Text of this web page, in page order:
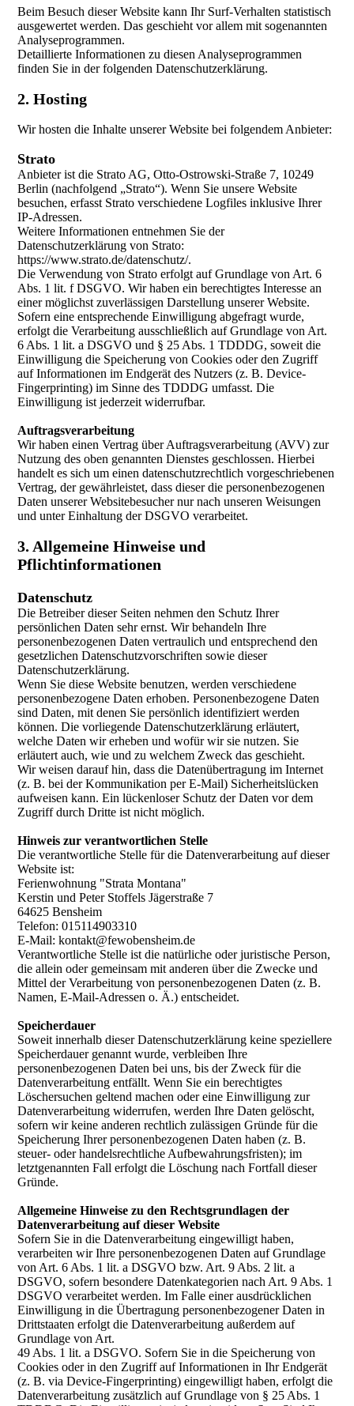
Beim Besuch dieser Website kann Ihr Surf-Verhalten statistisch
ausgewertet werden. Das geschieht vor allem mit sogenannten
Analyseprogrammen.
Detaillierte Informationen zu diesen Analyseprogrammen
finden Sie in der folgenden Datenschutzerklärung.
2. Hosting
Wir hosten die Inhalte unserer Website bei folgendem Anbieter:
Strato
Anbieter ist die Strato AG, Otto-Ostrowski-Straße 7, 10249
Berlin (nachfolgend „Strato“). Wenn Sie unsere Website
besuchen, erfasst Strato verschiedene Logfiles inklusive Ihrer
IP-Adressen.
Weitere Informationen entnehmen Sie der
Datenschutzerklärung von Strato:
https://www.strato.de/datenschutz/.
Die Verwendung von Strato erfolgt auf Grundlage von Art. 6
Abs. 1 lit. f DSGVO. Wir haben ein berechtigtes Interesse an
einer möglichst zuverlässigen Darstellung unserer Website.
Sofern eine entsprechende Einwilligung abgefragt wurde,
erfolgt die Verarbeitung ausschließlich auf Grundlage von Art.
6 Abs. 1 lit. a DSGVO und § 25 Abs. 1 TDDDG, soweit die
Einwilligung die Speicherung von Cookies oder den Zugriff
auf Informationen im Endgerät des Nutzers (z. B. Device-
Fingerprinting) im Sinne des TDDDG umfasst. Die
Einwilligung ist jederzeit widerrufbar.
Auftragsverarbeitung
Wir haben einen Vertrag über Auftragsverarbeitung (AVV) zur
Nutzung des oben genannten Dienstes geschlossen. Hierbei
handelt es sich um einen datenschutzrechtlich vorgeschriebenen
Vertrag, der gewährleistet, dass dieser die personenbezogenen
Daten unserer Websitebesucher nur nach unseren Weisungen
und unter Einhaltung der DSGVO verarbeitet.
3. Allgemeine Hinweise und
Pflichtinformationen
Datenschutz
Die Betreiber dieser Seiten nehmen den Schutz Ihrer
persönlichen Daten sehr ernst. Wir behandeln Ihre
personenbezogenen Daten vertraulich und entsprechend den
gesetzlichen Datenschutzvorschriften sowie dieser
Datenschutzerklärung.
Wenn Sie diese Website benutzen, werden verschiedene
personenbezogene Daten erhoben. Personenbezogene Daten
sind Daten, mit denen Sie persönlich identifiziert werden
können. Die vorliegende Datenschutzerklärung erläutert,
welche Daten wir erheben und wofür wir sie nutzen. Sie
erläutert auch, wie und zu welchem Zweck das geschieht.
Wir weisen darauf hin, dass die Datenübertragung im Internet
(z. B. bei der Kommunikation per E-Mail) Sicherheitslücken
aufweisen kann. Ein lückenloser Schutz der Daten vor dem
Zugriff durch Dritte ist nicht möglich.
Hinweis zur verantwortlichen Stelle
Die verantwortliche Stelle für die Datenverarbeitung auf dieser
Website ist:
Ferienwohnung "Strata Montana"
Kerstin und Peter Stoffels Jägerstraße 7
64625 Bensheim
Telefon: 015114903310
E-Mail: kontakt@fewobensheim.de
Verantwortliche Stelle ist die natürliche oder juristische Person,
die allein oder gemeinsam mit anderen über die Zwecke und
Mittel der Verarbeitung von personenbezogenen Daten (z. B.
Namen, E-Mail-Adressen o. Ä.) entscheidet.
Speicherdauer
Soweit innerhalb dieser Datenschutzerklärung keine speziellere
Speicherdauer genannt wurde, verbleiben Ihre
personenbezogenen Daten bei uns, bis der Zweck für die
Datenverarbeitung entfällt. Wenn Sie ein berechtigtes
Löschersuchen geltend machen oder eine Einwilligung zur
Datenverarbeitung widerrufen, werden Ihre Daten gelöscht,
sofern wir keine anderen rechtlich zulässigen Gründe für die
Speicherung Ihrer personenbezogenen Daten haben (z. B.
steuer- oder handelsrechtliche Aufbewahrungsfristen); im
letztgenannten Fall erfolgt die Löschung nach Fortfall dieser
Gründe.
Allgemeine Hinweise zu den Rechtsgrundlagen der
Datenverarbeitung auf dieser Website
Sofern Sie in die Datenverarbeitung eingewilligt haben,
verarbeiten wir Ihre personenbezogenen Daten auf Grundlage
von Art. 6 Abs. 1 lit. a DSGVO bzw. Art. 9 Abs. 2 lit. a
DSGVO, sofern besondere Datenkategorien nach Art. 9 Abs. 1
DSGVO verarbeitet werden. Im Falle einer ausdrücklichen
Einwilligung in die Übertragung personenbezogener Daten in
Drittstaaten erfolgt die Datenverarbeitung außerdem auf
Grundlage von Art.
49 Abs. 1 lit. a DSGVO. Sofern Sie in die Speicherung von
Cookies oder in den Zugriff auf Informationen in Ihr Endgerät
(z. B. via Device-Fingerprinting) eingewilligt haben, erfolgt die
Datenverarbeitung zusätzlich auf Grundlage von § 25 Abs. 1